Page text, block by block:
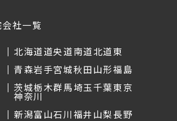
社一覧
北海道道央道南道北道東
青森岩手宮城秋田山形福島
茨城栃木群馬埼玉千葉東京
神奈川
新潟富山石川福井山梨長野